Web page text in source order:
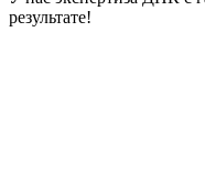
результате!